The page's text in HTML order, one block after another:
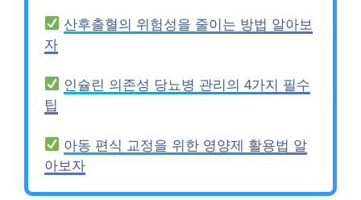
산후출혈의 위험성을 줄이는 방법 알아보
자
인슐린 의존성 당뇨병 관리의 4가지 필수
팁
아동 편식 교정을 위한 영양제 활용법 알
아보자